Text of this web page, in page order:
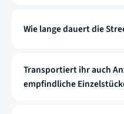
Wie lange dauert die
Transportiert ihr auch
empfindliche